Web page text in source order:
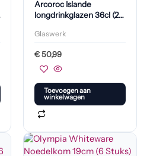
Arcoroc Islande
longdrinkglazen 36cl (24
Glaswerk
€50,99
Toevoegen aan
winkelwagen